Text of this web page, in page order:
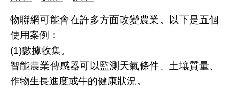
物聯網可能會在許多方面改變農業。以下是五個
使用案例：
(1)數據收集。
智能農業傳感器可以監測天氣條件、土壤質量、
作物生長進度或牛的健康狀況。